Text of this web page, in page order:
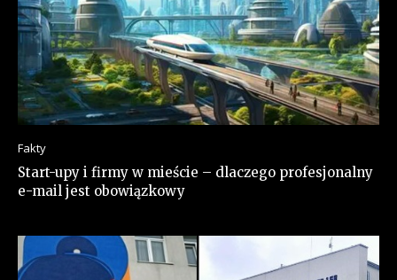
Fakty
Start-upy i firmy w mieście – dlaczego profesjonalny
e-mail jest obowiązkowy